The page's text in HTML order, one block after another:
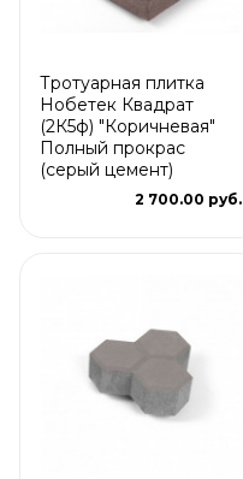
Тротуарная плитка
Нобетек Квадрат
(2К5ф) "Коричневая"
Полный прокрас
(серый цемент)
2 700.00 руб.